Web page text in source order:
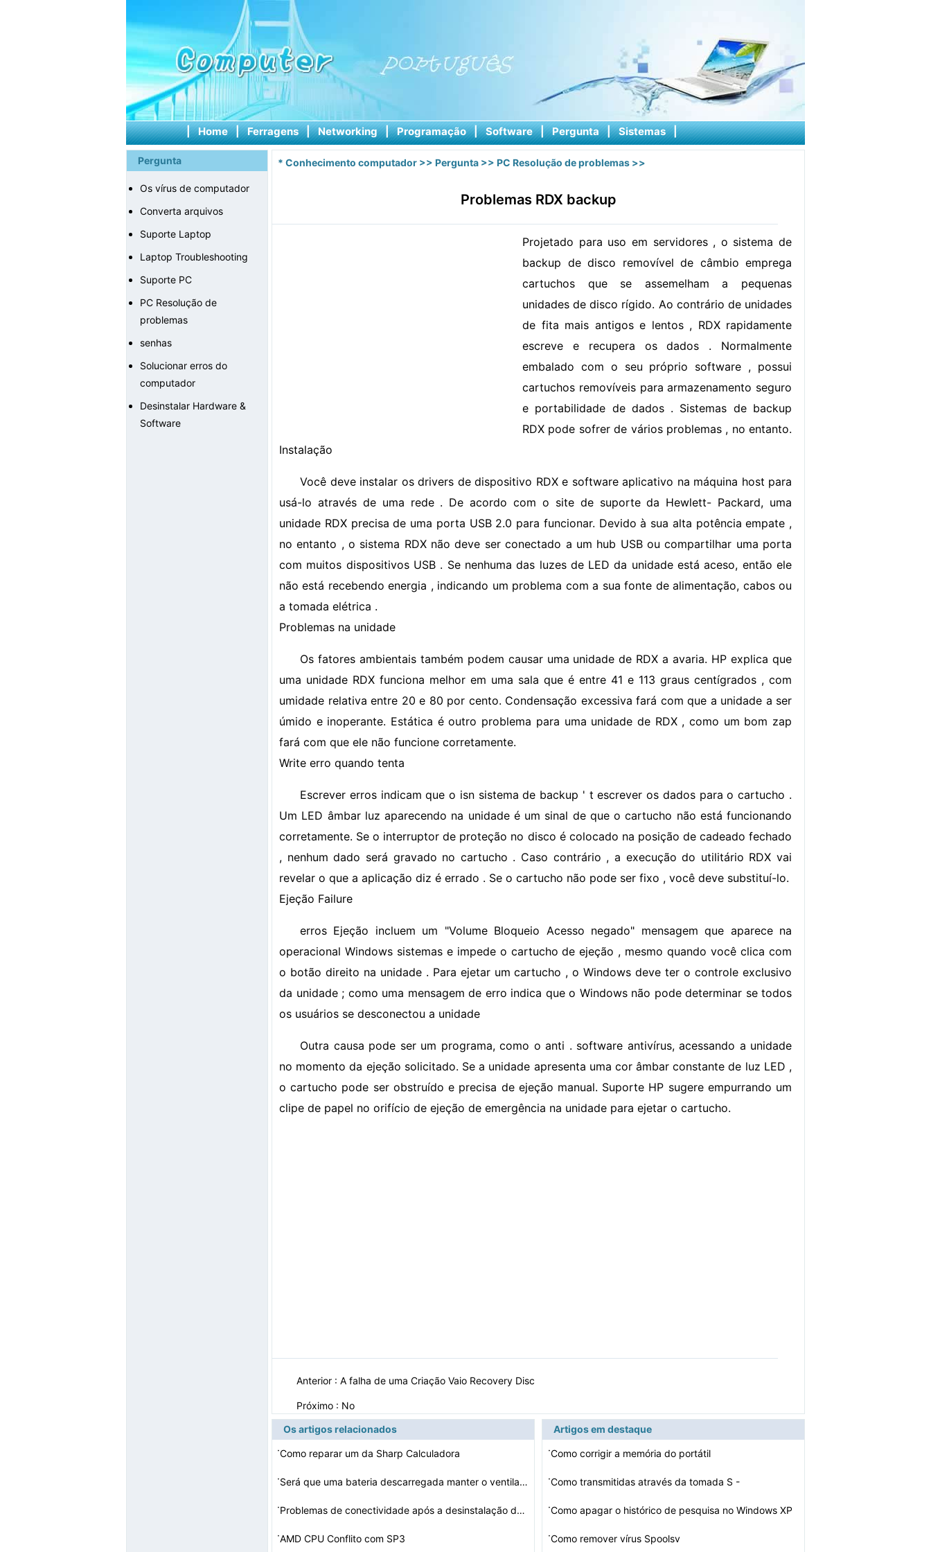
| Home | Ferragens | Networking | Programação | Software | Pergunta | Sistemas |
Pergunta
Os vírus de computador
Converta arquivos
Suporte Laptop
Laptop Troubleshooting
Suporte PC
PC Resolução de
problemas
senhas
Solucionar erros do
computador
Desinstalar Hardware &
Software
* Conhecimento computador >> Pergunta >> PC Resolução de problemas >>
Problemas RDX backup
Projetado para uso em servidores , o sistema de
backup de disco removível de câmbio emprega
cartuchos que se assemelham a pequenas
unidades de disco rígido. Ao contrário de unidades
de fita mais antigos e lentos , RDX rapidamente
escreve e recupera os dados . Normalmente
embalado com o seu próprio software , possui
cartuchos removíveis para armazenamento seguro
e portabilidade de dados . Sistemas de backup
RDX pode sofrer de vários problemas , no entanto.
Instalação
Você deve instalar os drivers de dispositivo RDX e software aplicativo na máquina host para
usá-lo através de uma rede . De acordo com o site de suporte da Hewlett- Packard, uma
unidade RDX precisa de uma porta USB 2.0 para funcionar. Devido à sua alta potência empate ,
no entanto , o sistema RDX não deve ser conectado a um hub USB ou compartilhar uma porta
com muitos dispositivos USB . Se nenhuma das luzes de LED da unidade está aceso, então ele
não está recebendo energia , indicando um problema com a sua fonte de alimentação, cabos ou
a tomada elétrica .
Problemas na unidade
Os fatores ambientais também podem causar uma unidade de RDX a avaria. HP explica que
uma unidade RDX funciona melhor em uma sala que é entre 41 e 113 graus centígrados , com
umidade relativa entre 20 e 80 por cento. Condensação excessiva fará com que a unidade a ser
úmido e inoperante. Estática é outro problema para uma unidade de RDX , como um bom zap
fará com que ele não funcione corretamente.
Write erro quando tenta
Escrever erros indicam que o isn sistema de backup ' t escrever os dados para o cartucho .
Um LED âmbar luz aparecendo na unidade é um sinal de que o cartucho não está funcionando
corretamente. Se o interruptor de proteção no disco é colocado na posição de cadeado fechado
, nenhum dado será gravado no cartucho . Caso contrário , a execução do utilitário RDX vai
revelar o que a aplicação diz é errado . Se o cartucho não pode ser fixo , você deve substituí-lo.
Ejeção Failure
erros Ejeção incluem um "Volume Bloqueio Acesso negado" mensagem que aparece na
operacional Windows sistemas e impede o cartucho de ejeção , mesmo quando você clica com
o botão direito na unidade . Para ejetar um cartucho , o Windows deve ter o controle exclusivo
da unidade ; como uma mensagem de erro indica que o Windows não pode determinar se todos
os usuários se desconectou a unidade
Outra causa pode ser um programa, como o anti . software antivírus, acessando a unidade
no momento da ejeção solicitado. Se a unidade apresenta uma cor âmbar constante de luz LED ,
o cartucho pode ser obstruído e precisa de ejeção manual. Suporte HP sugere empurrando um
clipe de papel no orifício de ejeção de emergência na unidade para ejetar o cartucho.
Anterior : A falha de uma Criação Vaio Recovery Disc
Próximo : No
Os artigos relacionados
·Como reparar um da Sharp Calculadora
· Será que uma bateria descarregada manter o ventilador …
· Problemas de conectividade após a desinstalação do N…
·AMD CPU Conflito com SP3
Artigos em destaque
·Como corrigir a memória do portátil
·Como transmitidas através da tomada S -
·Como apagar o histórico de pesquisa no Windows XP
·Como remover vírus Spoolsv